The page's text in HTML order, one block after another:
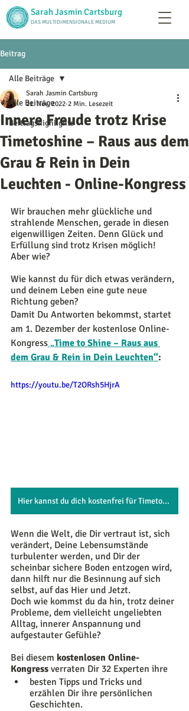
Sarah Jasmin Cartsburg
DAS MULTIDIMENSIONALE MEDIUM
Beitrag
Alle Beiträge
Beitragshighlights
Alle Beiträge
Innere Freude trotz Krise
Timetoshine – Raus aus dem
Grau & Rein in Dein
Leuchten - Online-Kongress
Sarah Jasmin Cartsburg
21. Nov. 2022 2 Min. Lesezeit
Wir brauchen mehr glückliche und
strahlende Menschen, gerade in diesen
eigenwilligen Zeiten. Denn Glück und
Erfüllung sind trotz Krisen möglich!
Aber wie?
Wie kannst du für dich etwas verändern,
und deinem Leben eine gute neue
Richtung geben?
Damit Du Antworten bekommst, startet
am 1. Dezember der kostenlose Online-
Kongress „Time to Shine – Raus aus
dem Grau & Rein in Dein Leuchten“:
https://youtu.be/T2ORsh5HjrA
Hier kannst du dich kostenfrei für Timetoshine Kongress anmelden
Wenn die Welt, die Dir vertraut ist, sich
verändert, Deine Lebensumstände
turbulenter werden, und Dir der
scheinbar sichere Boden entzogen wird,
dann hilft nur die Besinnung auf sich
selbst, auf das Hier und Jetzt.
Doch wie kommst du da hin, trotz deiner
Probleme, dem vielleicht ungeliebten
Alltag, innerer Anspannung und
aufgestauter Gefühle?
Bei diesem kostenlosen Online-
Kongress verraten Dir 32 Experten ihre
besten Tipps und Tricks und
erzählen Dir ihre persönlichen
Geschichten.